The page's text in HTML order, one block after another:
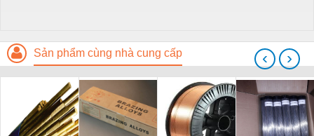
Sản phẩm cùng nhà cung cấp ‹ ›